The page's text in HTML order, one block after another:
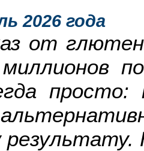
2026 года
от
просто: